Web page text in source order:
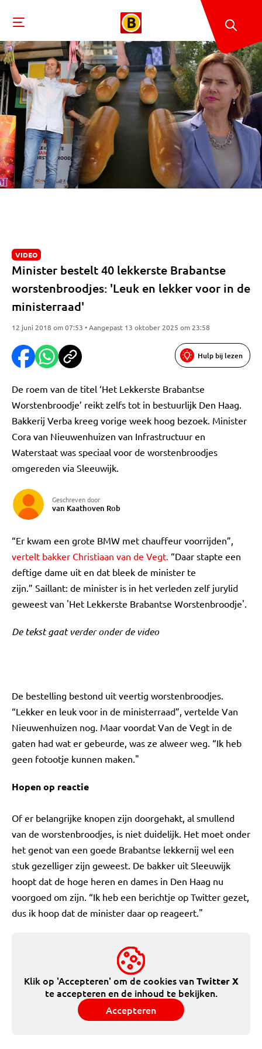
VIDEO
Minister bestelt 40 lekkerste Brabantse
worstenbroodjes: 'Leuk en lekker voor in de
ministerraad'
12 juni 2018 om 07:53 • Aangepast 13 oktober 2025 om 23:58
Hulp bij lezen
De roem van de titel ‘Het Lekkerste Brabantse
Worstenbroodje’ reikt zelfs tot in bestuurlijk Den Haag.
Bakkerij Verba kreeg vorige week hoog bezoek. Minister
Cora van Nieuwenhuizen van Infrastructuur en
Waterstaat was speciaal voor de worstenbroodjes
omgereden via Sleeuwijk.
Geschreven door
van Kaathoven Rob
“Er kwam een grote BMW met chauffeur voorrijden”,
vertelt bakker Christiaan van de Vegt. “Daar stapte een
deftige dame uit en dat bleek de minister te
zijn.” Saillant: de minister is in het verleden zelf jurylid
geweest van 'Het Lekkerste Brabantse Worstenbroodje'.
De tekst gaat verder onder de video
De bestelling bestond uit veertig worstenbroodjes.
“Lekker en leuk voor in de ministerraad”, vertelde Van
Nieuwenhuizen nog. Maar voordat Van de Vegt in de
gaten had wat er gebeurde, was ze alweer weg. “Ik heb
geen fotootje kunnen maken."
Hopen op reactie
Of er belangrijke knopen zijn doorgehakt, al smullend
van de worstenbroodjes, is niet duidelijk. Het moet onder
het genot van een goede Brabantse lekkernij wel een
stuk gezelliger zijn geweest. De bakker uit Sleeuwijk
hoopt dat de hoge heren en dames in Den Haag nu
voorgoed om zijn. “Ik heb een berichtje op Twitter gezet,
dus ik hoop dat de minister daar op reageert."
Klik op 'Accepteren' om de cookies vanTwitter X
te accepteren en de inhoud te bekijken.
Accepteren